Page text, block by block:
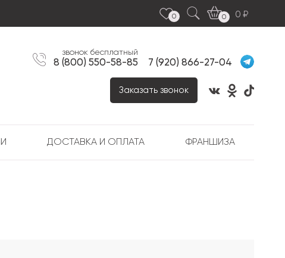
0 0
0
8 (800) 550-58-85
звонок бесплатный
7 (920) 866-27-04
Заказать звонок
ДОСТАВКА И ОПЛАТА ФРАНШИЗА